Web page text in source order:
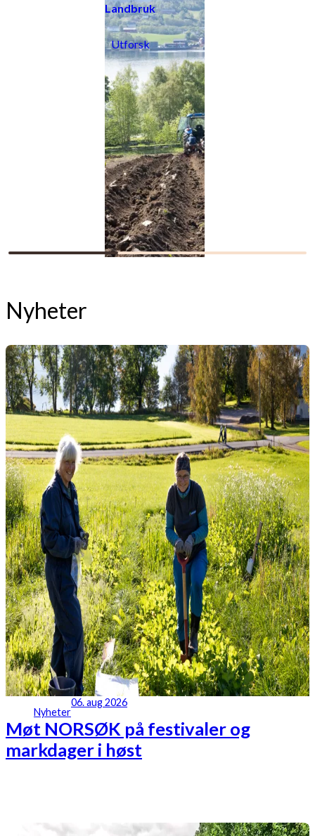
Landbruk
Utforsk
Nyheter
Nyheter
06. aug 2026
Møt NORSØK på festivaler og
markdager i høst